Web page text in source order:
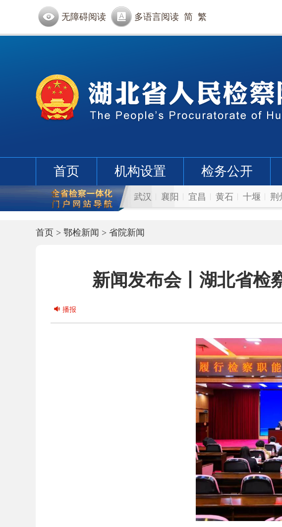
无障碍阅读 多语言阅读 简 繁
首页 机构设置 检务公开
武汉 襄阳 宜昌 黄石 十堰 荆
首页 > 鄂检新闻 > 省院新闻
新闻发布会丨湖北省检
播报